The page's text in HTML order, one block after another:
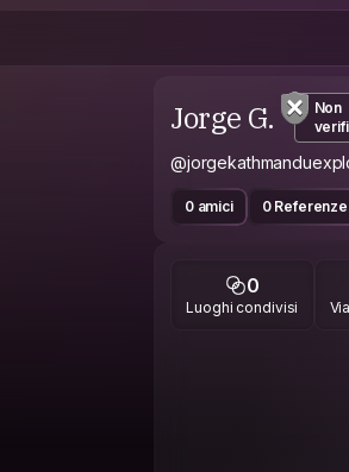
Jorge G.
Non
0 amici 0 Referenze
0
Luoghi condivisi